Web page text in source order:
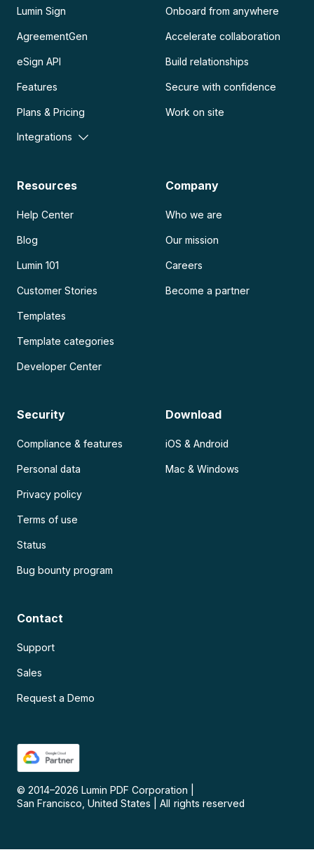
Lumin Sign
AgreementGen
eSign API
Features
Plans & Pricing
Integrations
Onboard from anywhere
Accelerate collaboration
Build relationships
Secure with confidence
Work on site
Resources
Help Center
Blog
Lumin 101
Customer Stories
Templates
Template categories
Developer Center
Company
Who we are
Our mission
Careers
Become a partner
Security
Compliance & features
Personal data
Privacy policy
Terms of use
Status
Bug bounty program
Download
iOS & Android
Mac & Windows
Contact
Support
Sales
Request a Demo
© 2014–2026 Lumin PDF Corporation
San Francisco, United States
All rights reserved